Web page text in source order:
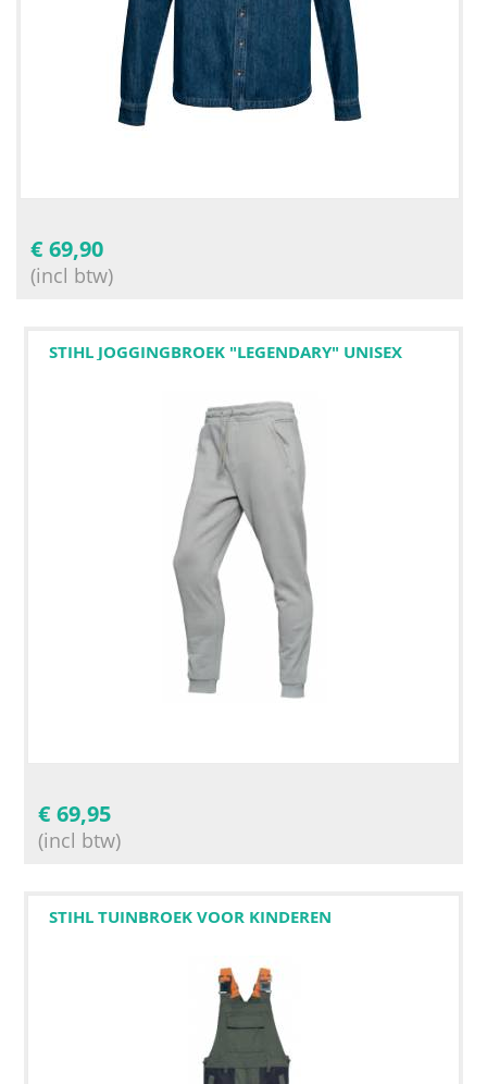
€ 69,90
(incl btw)
STIHL JOGGINGBROEK "LEGENDARY" UNISEX
€ 69,95
(incl btw)
STIHL TUINBROEK VOOR KINDEREN